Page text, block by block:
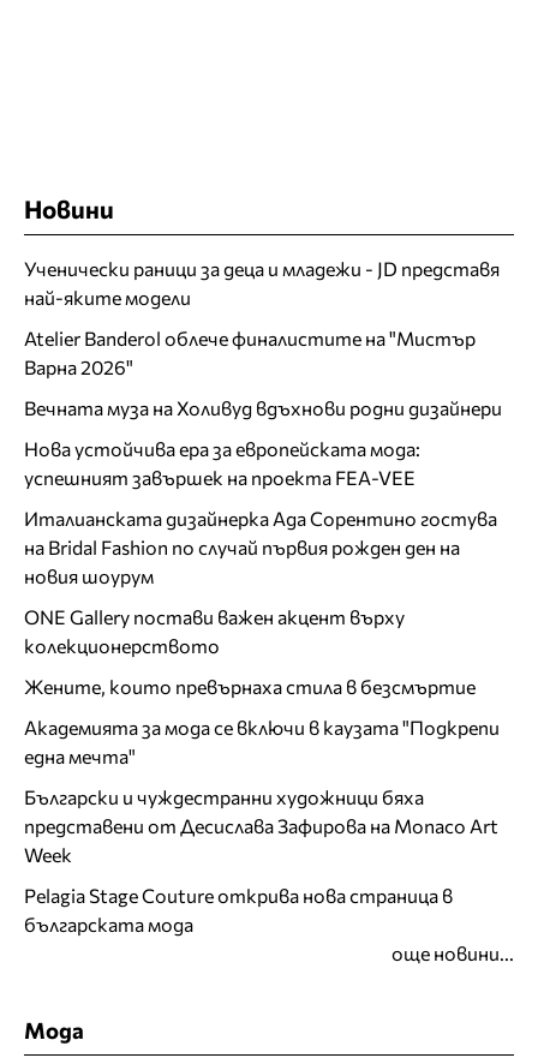
Новини
Ученически раници за деца и младежи - JD представя
най-яките модели
Atelier Banderol облече финалистите на "Мистър
Варна 2026"
Вечната муза на Холивуд вдъхнови родни дизайнери
Нова устойчива ера за европейската мода:
успешният завършек на проекта FEA-VEE
Италианската дизайнерка Ада Сорентино гостува
на Bridal Fashion по случай първия рожден ден на
новия шоурум
ONE Gallery постави важен акцент върху
колекционерството
Жените, които превърнаха стила в безсмъртие
Академията за мода се включи в каузата "Подкрепи
една мечта"
Български и чуждестранни художници бяха
представени от Десислава Зафирова на Monaco Art
Week
Pelagia Stage Couture открива нова страница в
българската мода
още новини...
Мода